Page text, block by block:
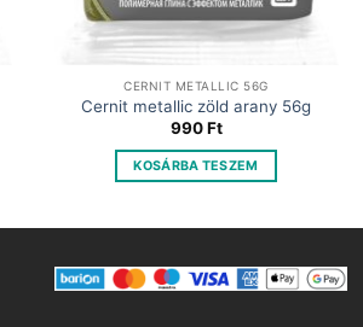
CERNIT METALLIC 56G
Cernit metallic zöld arany 56g
990Ft
KOSÁRBA TESZEM